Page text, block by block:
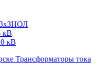
кВ
кВ
Трансформаторы тока